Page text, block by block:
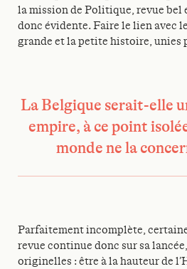
la mission de Politique, revue bel
donc évidente. Faire le lien avec
grande et la petite histoire, unies
La Belgique serait-elle
empire, à ce point
monde ne la
Parfaitement incomplète,
revue continue donc sur sa
originelles : être à la hauteur de